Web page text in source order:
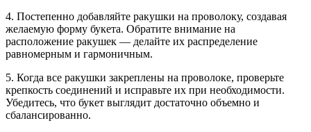
4. Постепенно добавляйте ракушки на проволоку, создавая
желаемую форму букета. Обратите внимание на
расположение ракушек — делайте их распределение
равномерным и гармоничным.
5. Когда все ракушки закреплены на проволоке, проверьте
крепкость соединений и исправьте их при необходимости.
Убедитесь, что букет выглядит достаточно объемно и
сбалансированно.